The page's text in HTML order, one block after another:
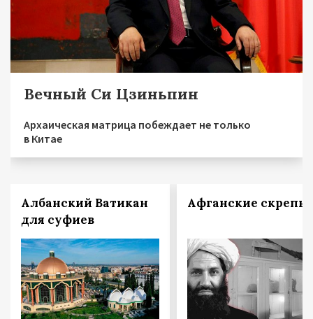
Вечный Си Цзиньпин
Архаическая матрица побеждает не только
в Китае
Албанский Ватикан
для суфиев
Афганские скрепы